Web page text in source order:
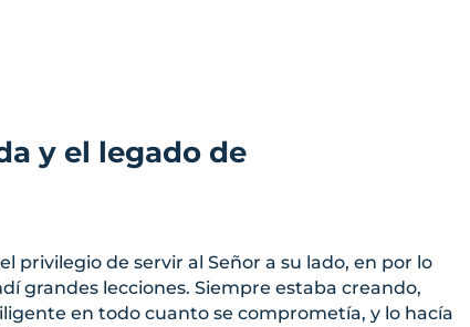
y el legado de
privilegio de servir al Señor a su lado, en por lo
grandes lecciones. Siempre estaba creando,
en todo cuanto se comprometía, y lo hacía